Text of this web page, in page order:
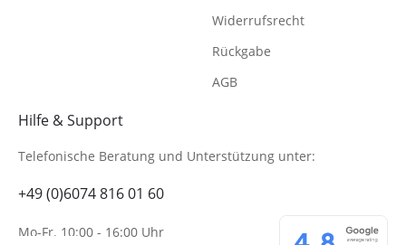
Hilfe & Support
Telefonische Beratung und Unterstützung unter:
+49 (0)6074 816 01 60
Mo-Fr. 10:00 - 16:00 Uhr
Widerrufsrecht
Rückgabe
AGB